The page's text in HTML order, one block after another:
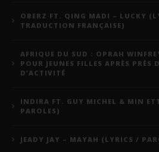
OBERZ FT. QING MADI – LUCKY
TRADUCTION FRANÇAISE)
AFRIQUE DU SUD : OPRAH
POUR JEUNES FILLES APRÈS PRÈS
D’ACTIVITÉ
INDIRA FT. GUY MICHEL & MIN
PAROLES)
JEADY JAY – MAYAH (LYRICS /